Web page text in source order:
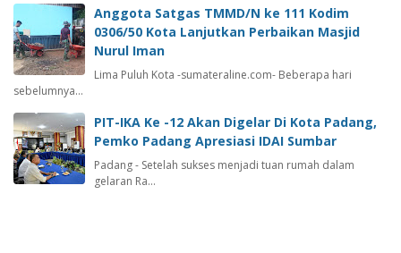
Anggota Satgas TMMD/N ke 111 Kodim
0306/50 Kota Lanjutkan Perbaikan Masjid
Nurul Iman
Lima Puluh Kota -sumateraline.com- Beberapa hari
sebelumnya…
PIT-IKA Ke -12 Akan Digelar Di Kota Padang,
Pemko Padang Apresiasi IDAI Sumbar
Padang - Setelah sukses menjadi tuan rumah dalam
gelaran Ra…